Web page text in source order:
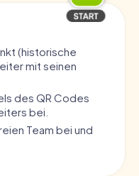
(historische
mit seinen
des QR Codes
bei.
Team bei und